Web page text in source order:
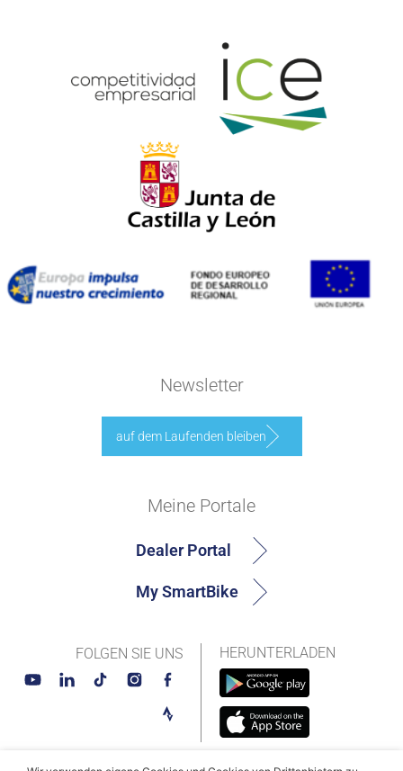
Newsletter
auf dem Laufenden bleiben
HERUNTERLADEN
Meine Portale
Dealer Portal
My SmartBike
FOLGEN SIE UNS